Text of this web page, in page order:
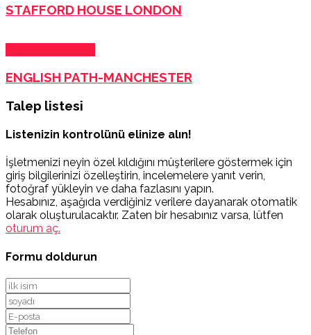
STAFFORD HOUSE LONDON
ENGLISH PATH-MANCHESTER
Talep listesi
Listenizin kontrolünü elinize alın!
İşletmenizi neyin özel kıldığını müşterilere göstermek için
giriş bilgilerinizi özelleştirin, incelemelere yanıt verin,
fotoğraf yükleyin ve daha fazlasını yapın.
Hesabınız, aşağıda verdiğiniz verilere dayanarak otomatik
olarak oluşturulacaktır. Zaten bir hesabınız varsa, lütfen
oturum aç.
Formu doldurun